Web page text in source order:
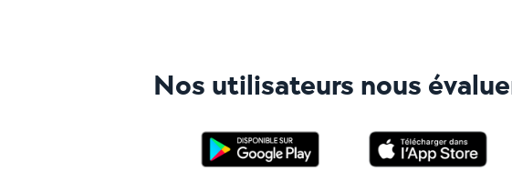
Nos utilisateurs nous